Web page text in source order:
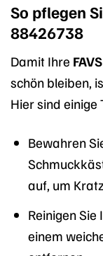
So pflegen
88426738
Damit Ihre
schön bleiben,
Hier sind einige
Bewahren
auf, um
Reinigen
einem